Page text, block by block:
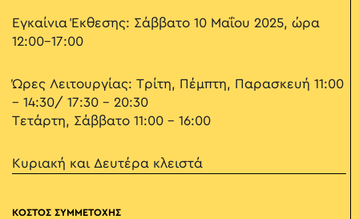
Εγκαίνια Έκθεσης: Σάββατο 10 Μαΐου 2025, ώρα
12:00-17:00
Ώρες Λειτουργίας: Τρίτη, Πέμπτη, Παρασκευή 11:00
– 14:30/ 17:30 - 20:30
Τετάρτη, Σάββατο 11:00 - 16:00
Κυριακή και Δευτέρα κλειστά
ΚΟΣΤΟΣ ΣΥΜΜΕΤΟΧΗΣ